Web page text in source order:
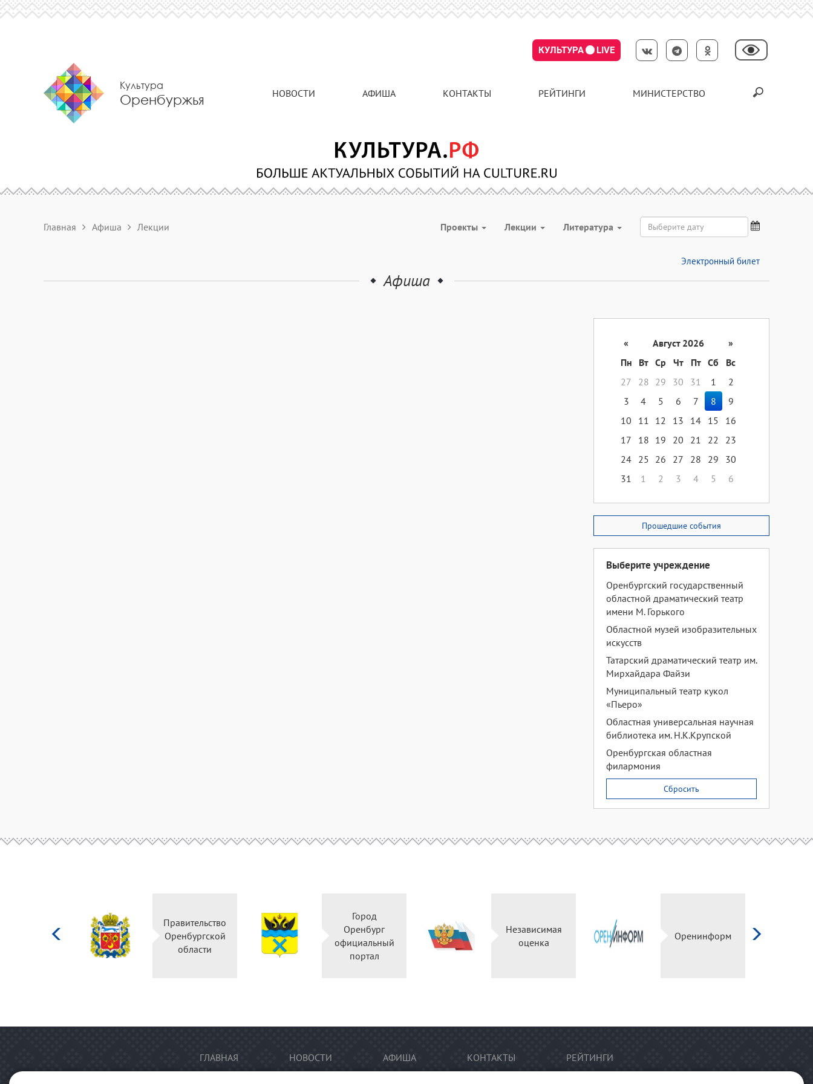
КУЛЬТУРА LIVE
Культура
Оренбуржья НОВОСТИ АФИША КОНТАКТЫ РЕЙТИНГИ МИНИСТЕРСТВО
Главная Афиша Лекции Проекты Лекции Литература
Электронный билет
Афиша
« Август 2026
»
Пн
Вт Ср Чт Пт Сб
Вс
27
28 29 30 31 1
2
3
4 5 6 7 8
9
10
11 12 13 14 15
16
17
18 19 20 21 22
23
24 25 26 27 28 29
30
31
1 2 3 4 5 6
Прошедшие события
Выберите учреждение
Оренбургский государственный
областной драматический театр
имени М. Горького
Областной музей изобразительных
искусств
Татарский драматический театр им.
Мирхайдара Файзи
Муниципальный театр кукол
«Пьеро»
Областная универсальная научная
библиотека им. Н.К.Крупской
Оренбургская областная
филармония
Сбросить
культуры
Российской
Правительство
Оренбургской
области
Город
Оренбург
официальный
портал
Независимая
оценка
Оренинформ
ГЛАВНАЯ НОВОСТИ АФИША КОНТАКТЫ РЕЙТИНГИ